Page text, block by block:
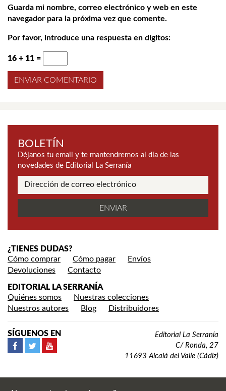
Guarda mi nombre, correo electrónico y web en este
navegador para la próxima vez que comente.
Por favor, introduce una respuesta en dígitos:
16 + 11 =
BOLETÍN
Déjanos tu email y te mantendremos al día de las
novedades de Editorial La Serranía
¿TIENES DUDAS?
Cómo comprar
Cómo pagar
Envíos
Devoluciones
Contacto
EDITORIAL LA SERRANÍA
Quiénes somos
Nuestras colecciones
Nuestros autores
Blog Distribuidores
SÍGUENOS EN
Editorial La Serranía
C/ Ronda, 27
11693 Alcalá del Valle (Cádiz)